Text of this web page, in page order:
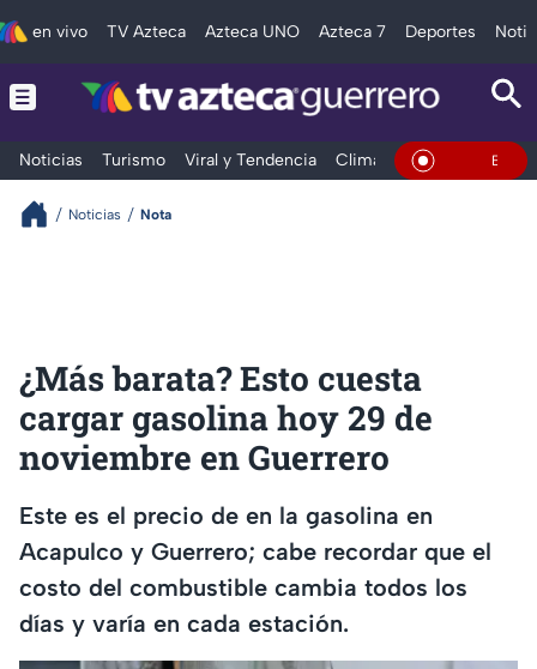
en vivo TV Azteca Azteca UNO Azteca 7 Deportes
Noticias Turismo Viral y Tendencia Clima Deportes En Vivo
Noticias Nota
¿Más barata? Esto cuesta
cargar gasolina hoy 29 de
noviembre en Guerrero
Este es el precio de en la gasolina en
Acapulco y Guerrero; cabe recordar que el
costo del combustible cambia todos los
días y varía en cada estación.